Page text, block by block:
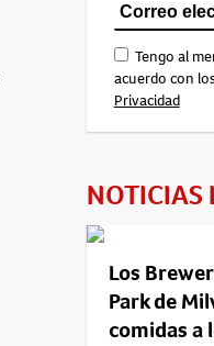
Tengo al
acuerdo con
Privacidad
NOTICIAS
Los
Park de
comidas a